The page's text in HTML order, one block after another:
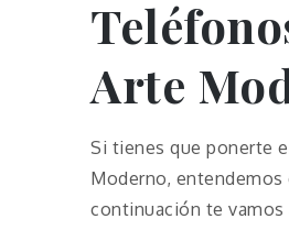
Arte
Si tienes que ponerte
Moderno,
continuación te